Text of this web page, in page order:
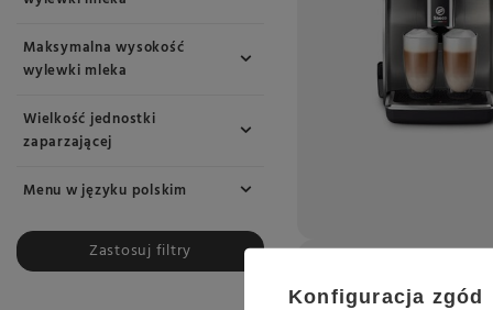
Maksymalna wysokość
wylewki mleka
Wielkość jednostki
zaparzającej
Menu w języku polskim
Zastosuj filtry
Konfiguracja zgód